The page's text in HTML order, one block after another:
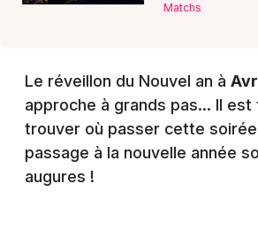
Matchs
Le réveillon du Nouvel an à
approche à grands pas... Il
trouver où passer cette
passage à la nouvelle année
augures !